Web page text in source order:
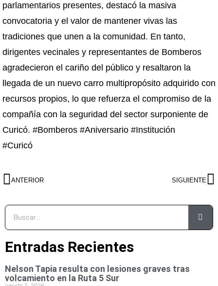
parlamentarios presentes, destacó la masiva
convocatoria y el valor de mantener vivas las
tradiciones que unen a la comunidad. En tanto,
dirigentes vecinales y representantes de Bomberos
agradecieron el cariño del público y resaltaron la
llegada de un nuevo carro multipropósito adquirido con
recursos propios, lo que refuerza el compromiso de la
compañía con la seguridad del sector surponiente de
Curicó. #Bomberos #Aniversario #Institución
#Curicó
ANTERIOR SIGUIENTE
Entradas Recientes
Nelson Tapia resulta con lesiones graves tras
volcamiento en la Ruta 5 Sur